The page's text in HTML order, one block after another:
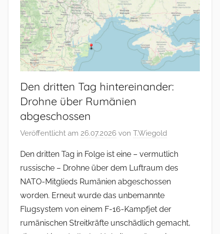
Den dritten Tag hintereinander:
Drohne über Rumänien
abgeschossen
Veröffentlicht am 26.07.2026 von T.Wiegold
Den dritten Tag in Folge ist eine – vermutlich
russische – Drohne über dem Luftraum des
NATO-Mitglieds Rumänien abgeschossen
worden. Erneut wurde das unbemannte
Flugsystem von einem F-16-Kampfjet der
rumänischen Streitkräfte unschädlich gemacht,